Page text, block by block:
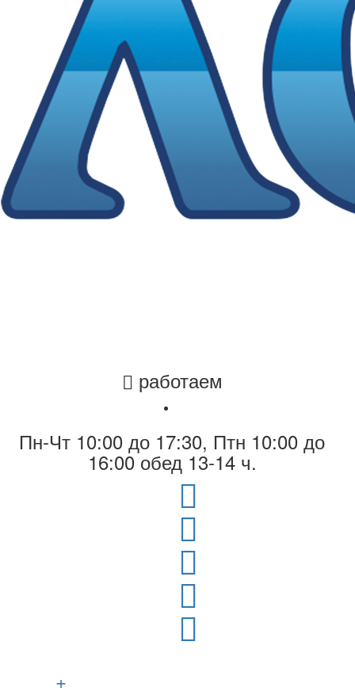
работаем
Пн-Чт 10:00 до 17:30, Птн 10:00 до
16:00 обед 13-14 ч.
+